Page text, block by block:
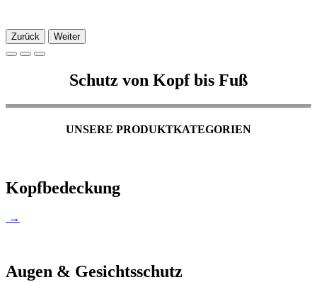
Zurück Weiter
Schutz von Kopf bis Fuß
UNSERE PRODUKTKATEGORIEN
Kopfbedeckung
→
Augen & Gesichtsschutz